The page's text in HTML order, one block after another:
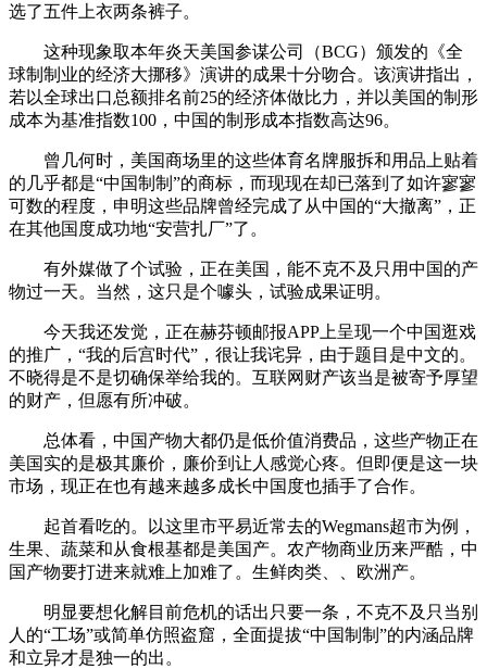
选了五件上衣两条裤子。
这种现象取本年炎天美国参谋公司（BCG）颁发的《全
球制制业的经济大挪移》演讲的成果十分吻合。该演讲指出，
若以全球出口总额排名前25的经济体做比力，并以美国的制形
成本为基准指数100，中国的制形成本指数高达96。
曾几何时，美国商场里的这些体育名牌服拆和用品上贴着
的几乎都是“中国制制”的商标，而现现在却已落到了如许寥寥
可数的程度，申明这些品牌曾经完成了从中国的“大撤离”，正
在其他国度成功地“安营扎厂”了。
有外媒做了个试验，正在美国，能不克不及只用中国的产
物过一天。当然，这只是个噱头，试验成果证明。
今天我还发觉，正在赫芬顿邮报APP上呈现一个中国逛戏
的推广，“我的后宫时代”，很让我诧异，由于题目是中文的。
不晓得是不是切确保举给我的。互联网财产该当是被寄予厚望
的财产，但愿有所冲破。
总体看，中国产物大都仍是低价值消费品，这些产物正在
美国实的是极其廉价，廉价到让人感觉心疼。但即便是这一块
市场，现正在也有越来越多成长中国度也插手了合作。
起首看吃的。以这里市平易近常去的Wegmans超市为例，
生果、蔬菜和从食根基都是美国产。农产物商业历来严酷，中
国产物要打进来就难上加难了。生鲜肉类、、欧洲产。
明显要想化解目前危机的话出只要一条，不克不及只当别
人的“工场”或简单仿照盗窟，全面提拔“中国制制”的内涵品牌
和立异才是独一的出。